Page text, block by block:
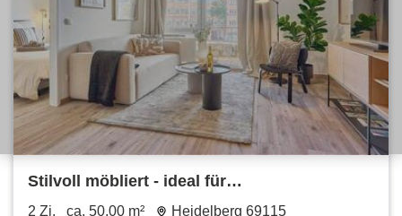
Stilvoll möbliert - ideal für
Geschäftsreisende & Langzeitaufenthalte
2 Zi. ca. 50,00 m² Heidelberg 69115